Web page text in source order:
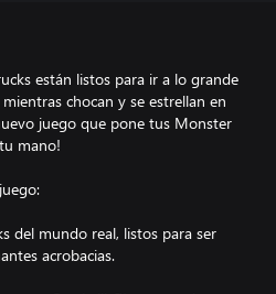
están listos para ir a lo grande
chocan y se estrellan en
juego que pone tus Monster
mano!
del mundo real, listos para ser
acrobacias.